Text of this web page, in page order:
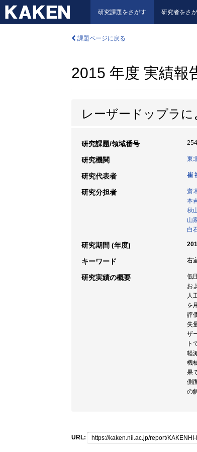
研究課題をさがす 研究者をさ
課題ページに戻る
2015 年度 実績報
レーザードップラ
研究課題/領域番号
研究機関 東
研究代表者 崔
研究分担者 齋
本
秋
山
白
研究期間 (年度)
キーワード 右
研究実績の概要
低
お
人
を
評
失
ザ
ト
軽
機
果
側
の
URL: